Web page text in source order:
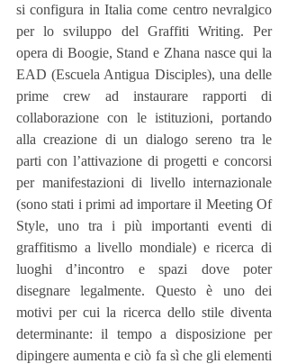
si configura in Italia come centro nevralgico
per lo sviluppo del Graffiti Writing. Per
opera di Boogie, Stand e Zhana nasce qui la
EAD (Escuela Antigua Disciples), una delle
prime crew ad instaurare rapporti di
collaborazione con le istituzioni, portando
alla creazione di un dialogo sereno tra le
parti con l’attivazione di progetti e concorsi
per manifestazioni di livello internazionale
(sono stati i primi ad importare il Meeting Of
Style, uno tra i più importanti eventi di
graffitismo a livello mondiale) e ricerca di
luoghi d’incontro e spazi dove poter
disegnare legalmente. Questo è uno dei
motivi per cui la ricerca dello stile diventa
determinante: il tempo a disposizione per
dipingere aumenta e ciò fa sì che gli elementi